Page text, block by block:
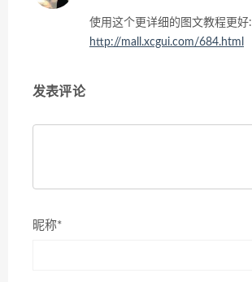
使用这个更详细的图文教程更好:
http://mall.xcgui.com/684.html
发表评论
昵称*